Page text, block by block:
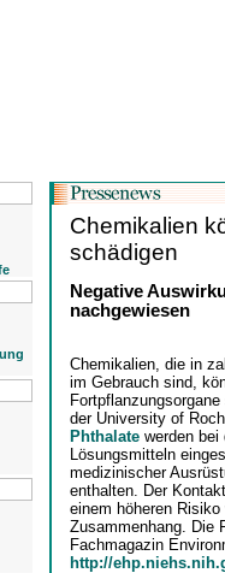
Chemikalien
schädigen
Negative
nachgewiesen
Chemikalien, die in
im Gebrauch sind,
der University of
Phthalate werden
Lösungsmitteln
medizinischer
enthalten. Der
einem höheren
Zusammenhang. Die
Fachmagazin
http://